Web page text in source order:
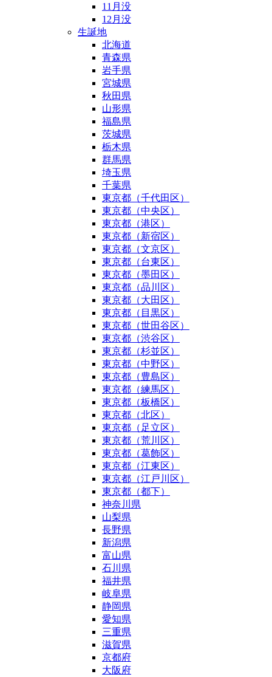
11月没
12月没
生誕地
北海道
青森県
岩手県
宮城県
秋田県
山形県
福島県
茨城県
栃木県
群馬県
埼玉県
千葉県
東京都（千代田区）
東京都（中央区）
東京都（港区）
東京都（新宿区）
東京都（文京区）
東京都（台東区）
東京都（墨田区）
東京都（品川区）
東京都（大田区）
東京都（目黒区）
東京都（世田谷区）
東京都（渋谷区）
東京都（杉並区）
東京都（中野区）
東京都（豊島区）
東京都（練馬区）
東京都（板橋区）
東京都（北区）
東京都（足立区）
東京都（荒川区）
東京都（葛飾区）
東京都（江東区）
東京都（江戸川区）
東京都（都下）
神奈川県
山梨県
長野県
新潟県
富山県
石川県
福井県
岐阜県
静岡県
愛知県
三重県
滋賀県
京都府
大阪府